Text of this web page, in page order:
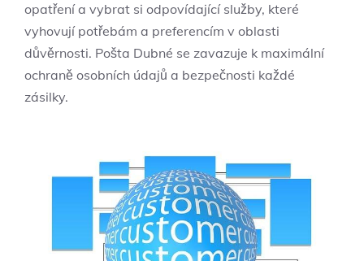
opatření a vybrat si odpovídající služby, které
vyhovují potřebám a preferencím v oblasti
důvěrnosti. Pošta Dubné se zavazuje k maximální
ochraně osobních údajů a bezpečnosti každé
zásilky.